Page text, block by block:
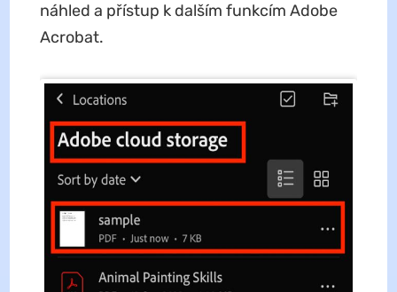
náhled a přístup k dalším funkcím Adobe
Acrobat.